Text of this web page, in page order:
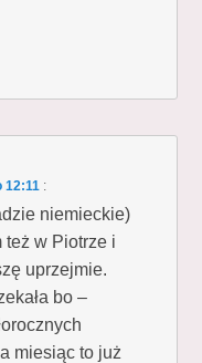
12:11 :
niemieckie)
też w Piotrze i
uprzejmie.
bo –
miesiąc to już